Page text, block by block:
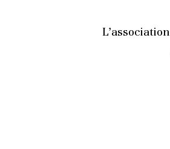
L’association